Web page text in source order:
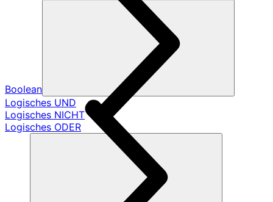
Boolean
Logisches UND
Logisches NICHT
Logisches ODER